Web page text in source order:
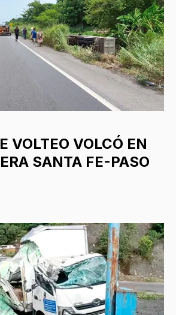
VOLTEO VOLCÓ EN
SANTA FE-PASO